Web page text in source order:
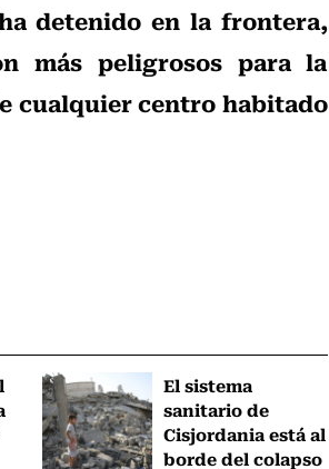
detenido en la frontera,
más peligrosos para la
cualquier centro habitado
El sistema
sanitario de
Cisjordania está al
borde del colapso